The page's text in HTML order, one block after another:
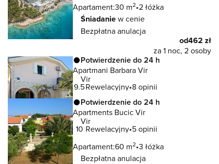
Apartament:30 m2 2 łóżka
Śniadaniew cenie
Bezpłatna anulacja
od462 zł
za 1 noc, 2 osoby
Potwierdzenie do 24 h
Apartmani Barbara Vir
Vir
9.5Rewelacyjny 8 opinii
Potwierdzenie do 24 h
Apartments Bucic Vir
Vir
10 Rewelacyjny 5 opinii
Apartament:60 m2 3 łóżka
Bezpłatna anulacja